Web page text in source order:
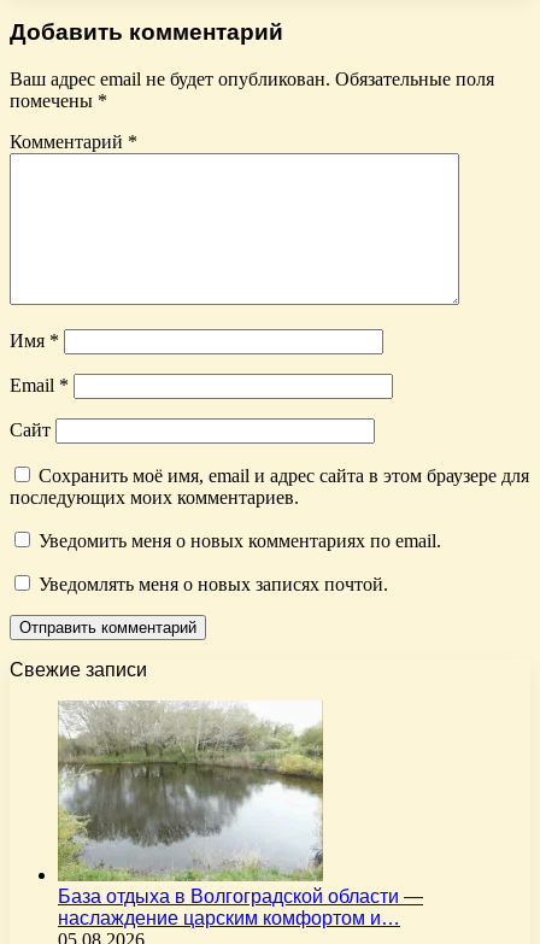
Добавить комментарий
Ваш адрес email не будет опубликован. Обязательные поля
помечены *
Комментарий *
Имя *
Email *
Сайт
Сохранить моё имя, email и адрес сайта в этом браузере для
последующих моих комментариев.
Уведомить меня о новых комментариях по email.
Уведомлять меня о новых записях почтой.
Свежие записи
База отдыха в Волгоградской области —
наслаждение царским комфортом и…
05.08.2026